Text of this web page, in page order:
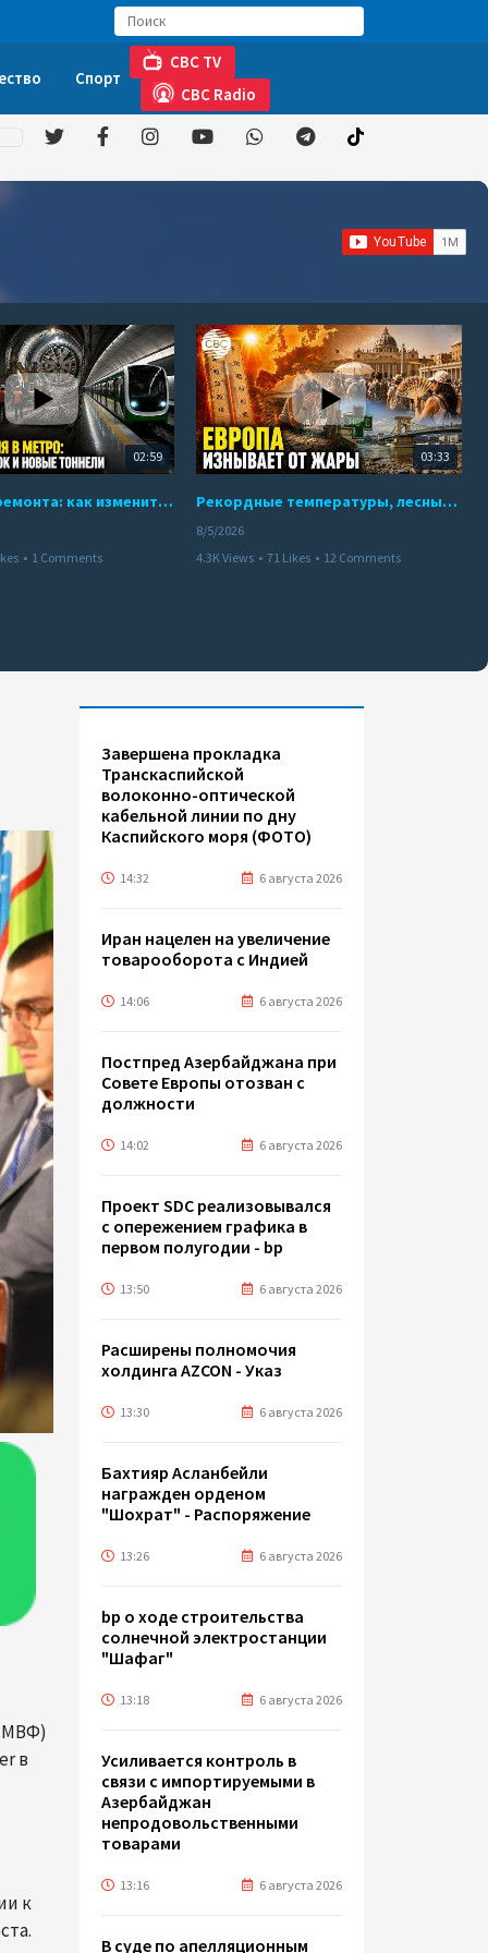
Спорт
CBC TV
CBC Radio
02:59
10 месяцев ремонта: как изменится работа Бакинского метро с 15 августа
• 1 Comments
03:33
Рекордные температуры, лесные пожары и красный уровень опасности
8/5/2026
4.3K Views • 71 Likes • 12 Comments
в
к
Завершена прокладка
Транскаспийской
волоконно-оптической
кабельной линии по дну
Каспийского моря (ФОТО)
14:32 6 августа 2026
Иран нацелен на увеличение
товарооборота с Индией
14:06 6 августа 2026
Постпред Азербайджана при
Совете Европы отозван с
должности
14:02 6 августа 2026
Проект SDC реализовывался
с опережением графика в
первом полугодии - bp
13:50 6 августа 2026
Расширены полномочия
холдинга AZCON - Указ
13:30 6 августа 2026
Бахтияр Асланбейли
награжден орденом
"Шохрат" - Распоряжение
13:26 6 августа 2026
bp о ходе строительства
солнечной электростанции
"Шафаг"
13:18 6 августа 2026
Усиливается контроль в
связи с импортируемыми в
Азербайджан
непродовольственными
товарами
13:16 6 августа 2026
В суде по апелляционным